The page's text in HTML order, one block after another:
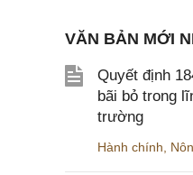
VĂN BẢN MỚI
Quyết định
bãi bỏ trong
trường
Hành chính